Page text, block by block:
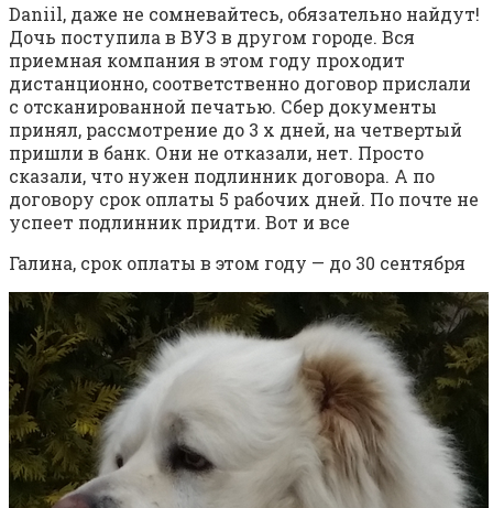
Daniil, даже не сомневайтесь, обязательно найдут!
Дочь поступила в ВУЗ в другом городе. Вся
приемная компания в этом году проходит
дистанционно, соответственно договор прислали
с отсканированной печатью. Сбер документы
принял, рассмотрение до 3 х дней, на четвертый
пришли в банк. Они не отказали, нет. Просто
сказали, что нужен подлинник договора. А по
договору срок оплаты 5 рабочих дней. По почте не
успеет подлинник придти. Вот и все
Галина, срок оплаты в этом году — до 30 сентября